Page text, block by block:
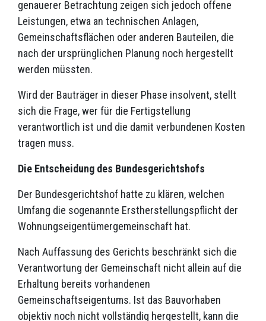
genauerer Betrachtung zeigen sich jedoch offene
Leistungen, etwa an technischen Anlagen,
Gemeinschaftsflächen oder anderen Bauteilen, die
nach der ursprünglichen Planung noch hergestellt
werden müssten.
Wird der Bauträger in dieser Phase insolvent, stellt
sich die Frage, wer für die Fertigstellung
verantwortlich ist und die damit verbundenen Kosten
tragen muss.
Die Entscheidung des Bundesgerichtshofs
Der Bundesgerichtshof hatte zu klären, welchen
Umfang die sogenannte Erstherstellungspflicht der
Wohnungseigentümergemeinschaft hat.
Nach Auffassung des Gerichts beschränkt sich die
Verantwortung der Gemeinschaft nicht allein auf die
Erhaltung bereits vorhandenen
Gemeinschaftseigentums. Ist das Bauvorhaben
objektiv noch nicht vollständig hergestellt, kann die